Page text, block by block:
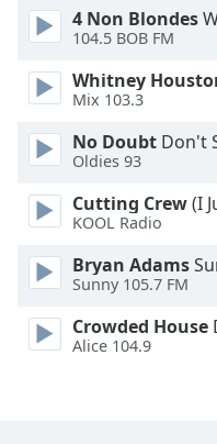
Edge
Style
Font
Family
4 Non Blondes
104.5 BOB FM
Whitney
Mix 103.3
No Doubt Don't
Oldies 93
Cutting Crew(I
KOOL Radio
Bryan Adams
Sunny 105.7 FM
Crowded House
Alice 104.9